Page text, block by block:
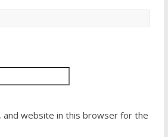
and website in this browser for the